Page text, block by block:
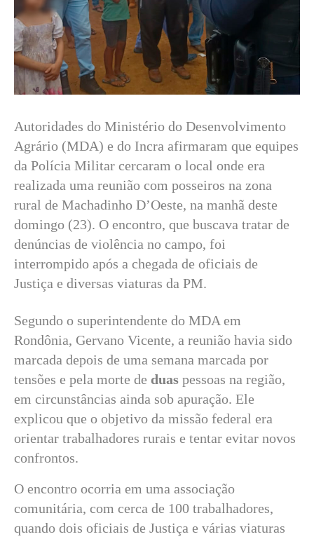
Autoridades do Ministério do Desenvolvimento
Agrário (MDA) e do Incra afirmaram que equipes
da Polícia Militar cercaram o local onde era
realizada uma reunião com posseiros na zona
rural de Machadinho D’Oeste, na manhã deste
domingo (23). O encontro, que buscava tratar de
denúncias de violência no campo, foi
interrompido após a chegada de oficiais de
Justiça e diversas viaturas da PM.
Segundo o superintendente do MDA em
Rondônia, Gervano Vicente, a reunião havia sido
marcada depois de uma semana marcada por
tensões e pela morte de duas pessoas na região,
em circunstâncias ainda sob apuração. Ele
explicou que o objetivo da missão federal era
orientar trabalhadores rurais e tentar evitar novos
confrontos.
O encontro ocorria em uma associação
comunitária, com cerca de 100 trabalhadores,
quando dois oficiais de Justiça e várias viaturas